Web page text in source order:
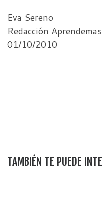
Eva Sereno
Redacción Aprendemas
01/10/2010
TAMBIÉN TE PUEDE